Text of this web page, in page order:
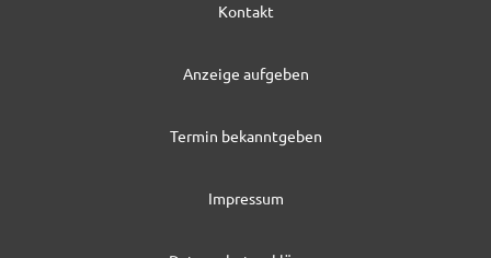
Kontakt
Anzeige aufgeben
Termin bekanntgeben
Impressum